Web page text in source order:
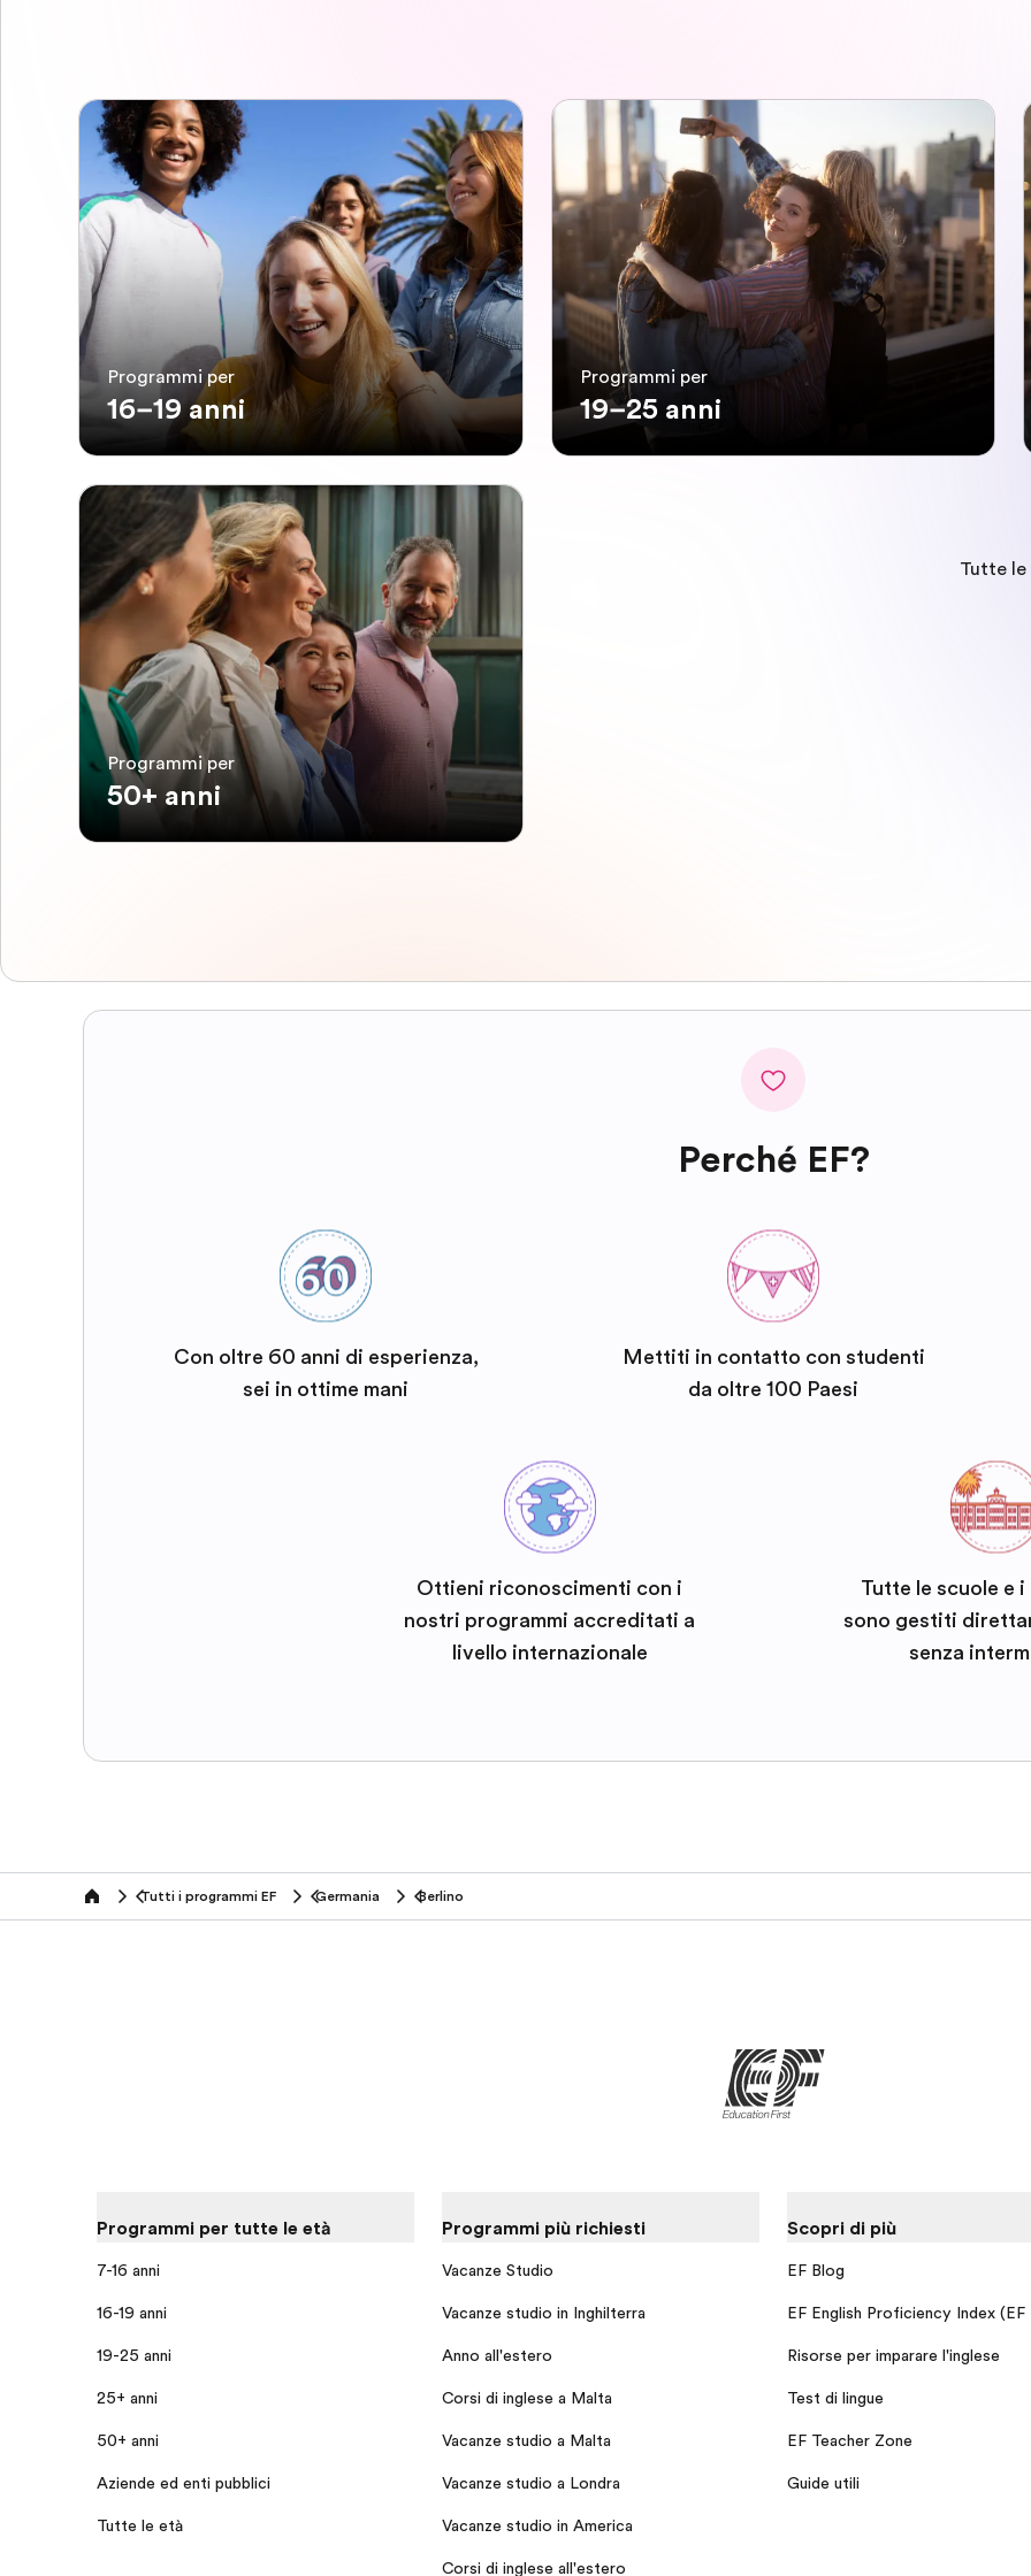
Programmi per
16–19 anni
Programmi per
19–25 anni
Programmi per
50+ anni
Tutte le
Perché EF?
Con oltre 60 anni di esperienza,
sei in ottime mani
Mettiti in contatto con studenti
da oltre 100 Paesi
Ottieni riconoscimenti con i
nostri programmi accreditati a
livello internazionale
Tutte le scuole e
sono gestiti
senza
home Tutti i programmi EF Germania Berlino
Programmi per tutte le età
7-16 anni
16-19 anni
19-25 anni
25+ anni
50+ anni
Aziende ed enti pubblici
Tutte le età
Programmi più richiesti
Vacanze Studio
Vacanze studio in Inghilterra
Anno all'estero
Corsi di inglese a Malta
Vacanze studio a Malta
Vacanze studio a Londra
Vacanze studio in America
Corsi di inglese all'estero
Scopri di più
EF Blog
EF English Proficiency Index (EF
Risorse per imparare l'inglese
Test di lingue
EF Teacher Zone
Guide utili